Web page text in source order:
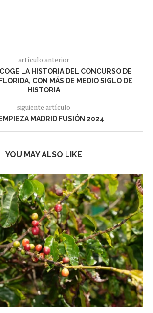
artículo anterior
LA HISTORIA DEL CONCURSO DE
CON MÁS DE MEDIO SIGLO DE
HISTORIA
siguiente artículo
MADRID FUSIÓN 2024
YOU MAY ALSO LIKE